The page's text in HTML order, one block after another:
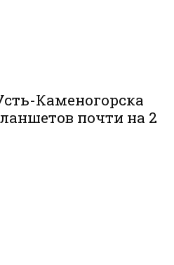
Каменогорска
почти на 2